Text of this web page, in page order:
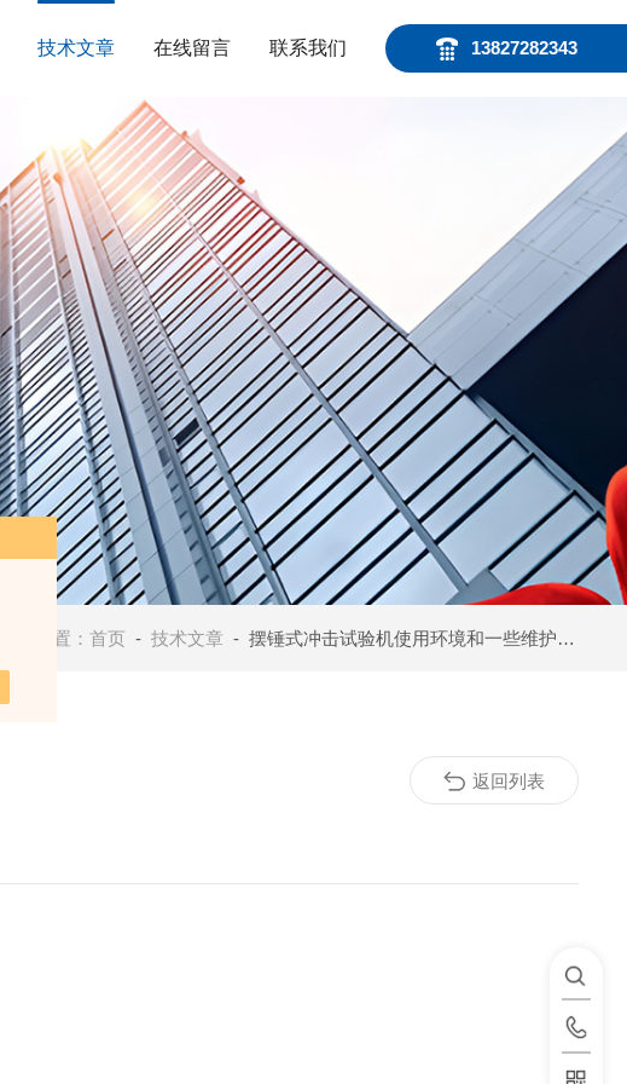
13827282343
技术文章 在线留言 联系我们
当前位置：首页 -技术文章 - 摆锤式冲击试验机使用环境和一些维护措施介绍
返回列表